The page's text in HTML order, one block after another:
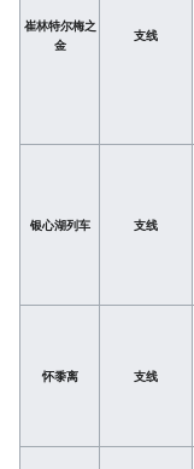
崔林特尔梅之
金
支线
银心湖列车 支线
怀黍离 支线